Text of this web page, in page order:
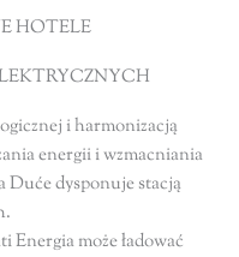
HOTELE
i harmonizacją
energii i wzmacniania
Duće dysponuje stacją
Energia może ładować